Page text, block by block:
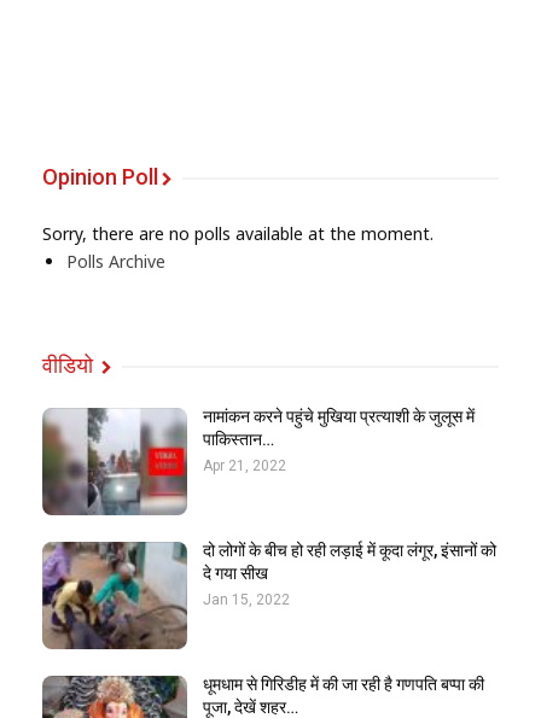
Opinion Poll
Sorry, there are no polls available at the moment.
Polls Archive
वीडियो
नामांकन करने पहुंचे मुखिया प्रत्याशी के जुलूस में
पाकिस्तान…
Apr 21, 2022
दो लोगों के बीच हो रही लड़ाई में कूदा लंगूर, इंसानों को
दे गया सीख
Jan 15, 2022
धूमधाम से गिरिडीह में की जा रही है गणपति बप्पा की
पूजा, देखें शहर…